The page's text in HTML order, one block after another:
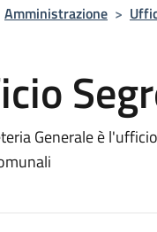
Amministrazione >
Generale è